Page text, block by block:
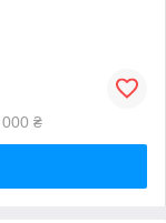
₴